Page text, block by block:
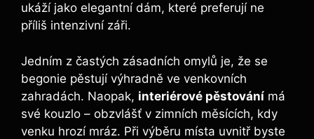
ukáží jako elegantní dám, které preferují ne
příliš intenzivní záři.
Jedním z častých zásadních omylů je, že se
begonie pěstují výhradně ve venkovních
zahradách. Naopak, interiérové pěstování má
své kouzlo – obzvlášť v zimních měsících, kdy
venku hrozí mráz. Při výběru místa uvnitř byste